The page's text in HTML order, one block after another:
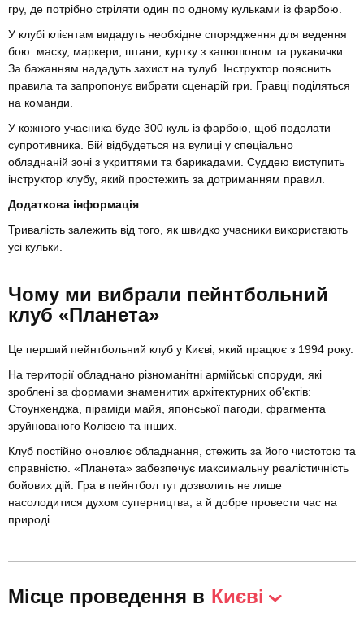
гру, де потрібно стріляти один по одному кульками із фарбою.
У клубі клієнтам видадуть необхідне спорядження для ведення
бою: маску, маркери, штани, куртку з капюшоном та рукавички.
За бажанням нададуть захист на тулуб. Інструктор пояснить
правила та запропонує вибрати сценарій гри. Гравці поділяться
на команди.
У кожного учасника буде 300 куль із фарбою, щоб подолати
супротивника. Бій відбудеться на вулиці у спеціально
обладнаній зоні з укриттями та барикадами. Суддею виступить
інструктор клубу, який простежить за дотриманням правил.
Додаткова інформація
Тривалість залежить від того, як швидко учасники використають
усі кульки.
Чому ми вибрали пейнтбольний
клуб «Планета»
Це перший пейнтбольний клуб у Києві, який працює з 1994 року.
На території обладнано різноманітні армійські споруди, які
зроблені за формами знаменитих архітектурних об'єктів:
Стоунхенджа, піраміди майя, японської пагоди, фрагмента
зруйнованого Колізею та інших.
Клуб постійно оновлює обладнання, стежить за його чистотою та
справністю. «Планета» забезпечує максимальну реалістичність
бойових дій. Гра в пейнтбол тут дозволить не лише
насолодитися духом суперництва, а й добре провести час на
природі.
Місце проведення в Києві